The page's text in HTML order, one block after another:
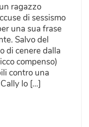
ragazzo
di sessismo
una sua frase
Salvo del
di cenere dalla
compenso)
contro una
lo […]